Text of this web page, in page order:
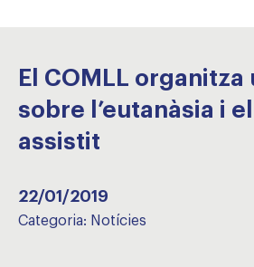
El COMLL organitza
sobre l’eutanàsia i
assistit
22/01/2019
Categoria: Notícies